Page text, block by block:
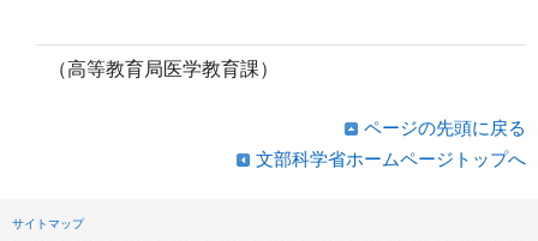
（高等教育局医学教育課）
ページの先頭に戻る
文部科学省ホームページトップへ
サイトマップ